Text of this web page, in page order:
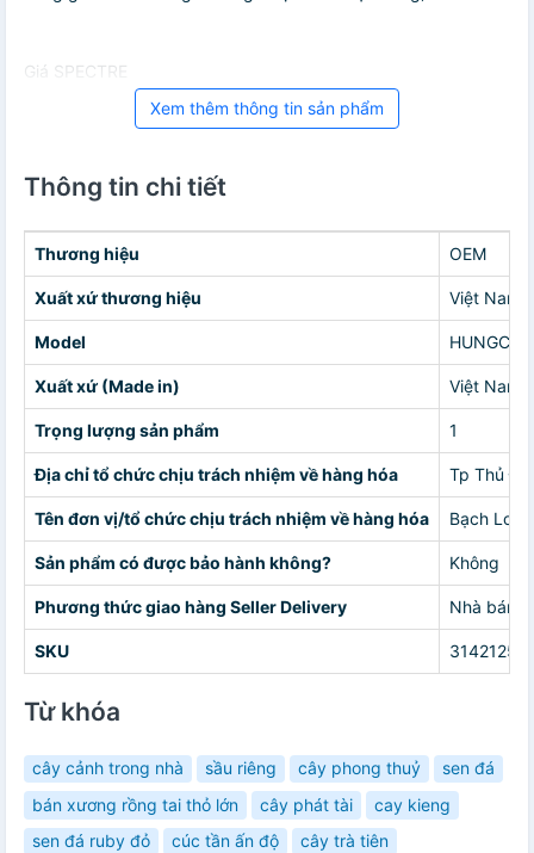
Giá SPECTRE
Xem thêm thông tin sản phẩm
Thông tin chi tiết
Thương hiệu OEM
Xuất xứ thương hiệu Việt Nam
Model
Xuất xứ (Made in) Việt Nam
Trọng lượng sản phẩm 1
Địa chỉ tổ chức chịu trách nhiệm về hàng hóa Tp Thủ
Tên đơn vị/tổ chức chịu trách nhiệm về hàng hóa Bạch
Sản phẩm có được bảo hành không? Không
Phương thức giao hàng Seller Delivery Nhà bán
SKU
Từ khóa
cây cảnh trong nhà sầu riêng cây phong thuỷ
sen đá
bán xương rồng tai thỏ lớn
cây phát tài
cay kieng
sen đá ruby đỏ
cúc tần ấn độ
cây trà tiên